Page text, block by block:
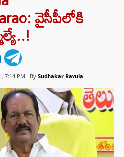
వైసీపీలోకి
, 7:14 PM By Sudhakar Ravula